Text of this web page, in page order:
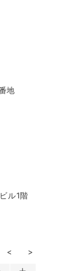
地
ル1階